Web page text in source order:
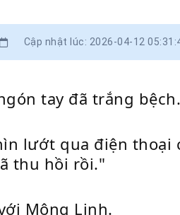
Cập nhật lúc: 2026-04-12
tay đã trắng bệch.
lướt qua điện
thu hồi rồi."
Mộng Linh.